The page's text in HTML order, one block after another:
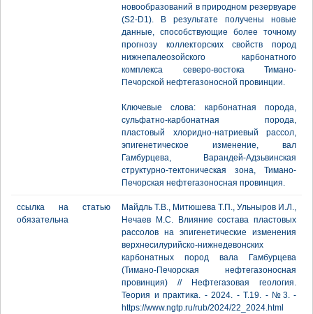
новообразований в природном резервуаре
(S2-D1). В результате получены новые
данные, способствующие более точному
прогнозу коллекторских свойств пород
нижнепалеозойского карбонатного
комплекса северо-востока Тимано-
Печорской нефтегазоносной провинции.
Ключевые слова: карбонатная порода,
сульфатно-карбонатная порода,
пластовый хлоридно-натриевый рассол,
эпигенетическое изменение, вал
Гамбурцева, Варандей-Адзьвинская
структурно-тектоническая зона, Тимано-
Печорская нефтегазоносная провинция.
ссылка на статью
обязательна
Майдль Т.В., Митюшева Т.П., Ульныров И.Л.,
Нечаев М.С. Влияние состава пластовых
рассолов на эпигенетические изменения
верхнесилурийско-нижнедевонских
карбонатных пород вала Гамбурцева
(Тимано-Печорская нефтегазоносная
провинция) // Нефтегазовая геология.
Теория и практика. - 2024. - Т.19. - №3. -
https://www.ngtp.ru/rub/2024/22_2024.html